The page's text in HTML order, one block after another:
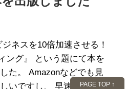
ネスを10倍加速させる！
ング』 という題にて本を
た。 Amazonなどでも見
いですし、 早速本屋で平
PAGE TOP ↑